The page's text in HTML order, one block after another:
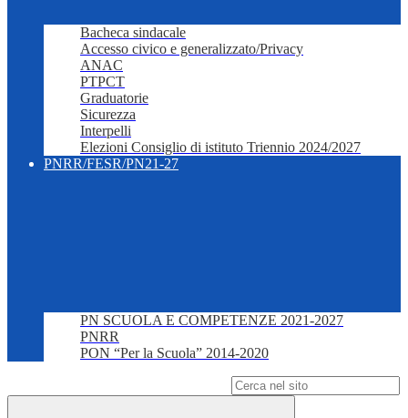
Bacheca sindacale
Accesso civico e generalizzato/Privacy
ANAC
PTPCT
Graduatorie
Sicurezza
Interpelli
Elezioni Consiglio di istituto Triennio 2024/2027
PNRR/FESR/PN21-27
PN SCUOLA E COMPETENZE 2021-2027
PNRR
PON “Per la Scuola” 2014-2020